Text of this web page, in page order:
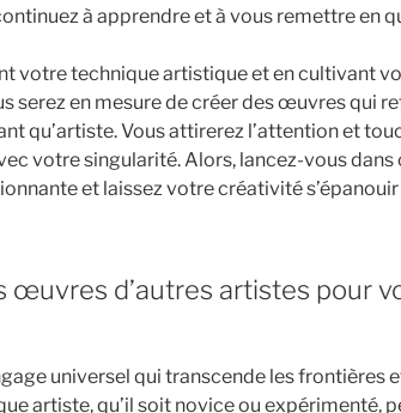
à apprendre et à vous remettre en
votre technique artistique et en cultivant
serez en mesure de créer des œuvres qui
qu’artiste. Vous attirerez l’attention et
votre singularité. Alors, lancez-vous dans
et laissez votre créativité s’épanouir
œuvres d’autres artistes pour
universel qui transcende les frontières
artiste, qu’il soit novice ou expérimenté,